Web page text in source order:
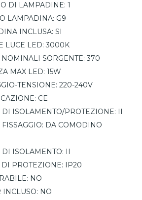
adattandola alle tue
l'illuminazione durante la
sempre un'eleganza
DI LAMPADINE: 1
LAMPADINA: G9
INCLUSA: SI
LUCE LED: 3000K
SORGENTE: 370
MAX LED: 15W
TENSIONE: 220-240V
CE
DI ISOLAMENTO/PROTEZIONE: II
DA COMODINO
DI ISOLAMENTO: II
DI PROTEZIONE: IP20
NO
INCLUSO: NO